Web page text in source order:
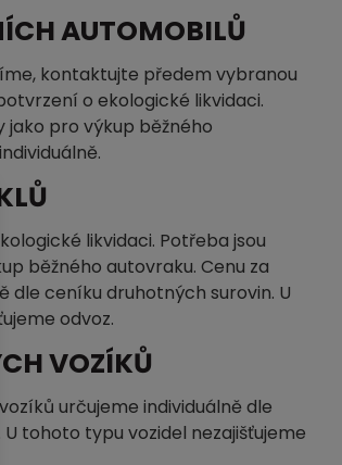
AUTOMOBILŮ
kontaktujte předem vybranou
o ekologické likvidaci.
jako pro výkup běžného
likvidaci. Potřeba jsou
běžného autovraku. Cenu za
dle ceníku druhotných surovin. U
odvoz.
VOZÍKŮ
určujeme individuálně dle
tohoto typu vozidel nezajišťujeme